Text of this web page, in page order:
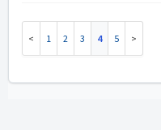
1 2 3 4 5